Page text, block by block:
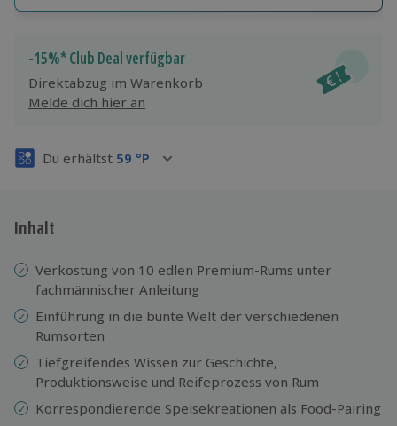
Jeder Gutschein für alle Erlebnisse einlösbar.
Maximale Sicherheit
3 Jahre gültig & verlängerbar.
-15%* Club Deal verfügbar
Direktabzug im Warenkorb
Melde dich hier an
Du erhältst 59 °P
Inhalt
Verkostung von 10 edlen Premium-Rums unter
fachmännischer Anleitung
Einführung in die bunte Welt der verschiedenen
Rumsorten
Tiefgreifendes Wissen zur Geschichte,
Produktionsweise und Reifeprozess von Rum
Korrespondierende Speisekreationen als Food-Pairing